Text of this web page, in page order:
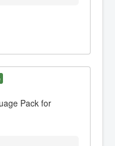
Pack for